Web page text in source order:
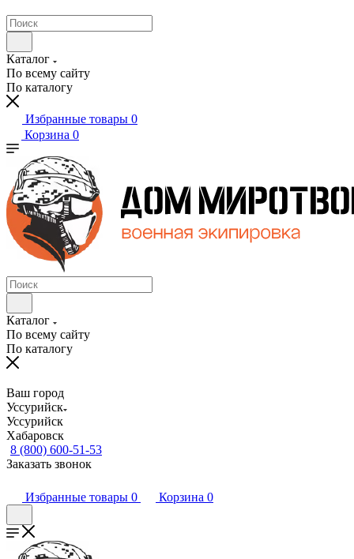
Каталог
По всему сайту
По каталогу
Избранные товары 0
Корзина 0
Каталог
По всему сайту
По каталогу
Ваш город
Уссурийск
Уссурийск
Хабаровск
8 (800) 600-51-53
Заказать звонок
Избранные товары 0 Корзина 0